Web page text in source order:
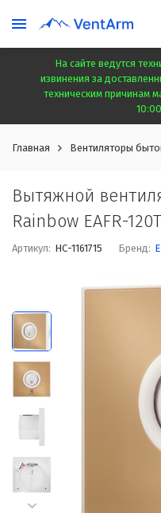
На сайте ведутся
извинения за
техническим причинам
Главная Вентиляторы
Вытяжной
Rainbow EAFR-
Артикул: НС-1161715 Бренд: